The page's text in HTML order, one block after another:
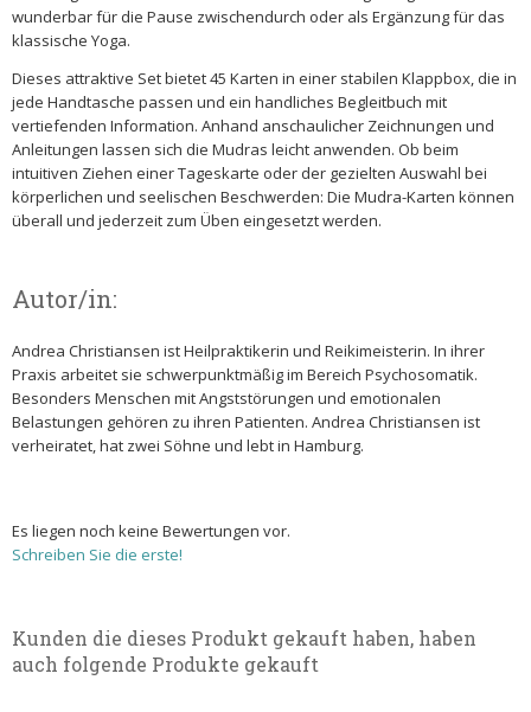
wunderbar für die Pause zwischendurch oder als Ergänzung für das
klassische Yoga.
Dieses attraktive Set bietet 45 Karten in einer stabilen Klappbox, die in
jede Handtasche passen und ein handliches Begleitbuch mit
vertiefenden Information. Anhand anschaulicher Zeichnungen und
Anleitungen lassen sich die Mudras leicht anwenden. Ob beim
intuitiven Ziehen einer Tageskarte oder der gezielten Auswahl bei
körperlichen und seelischen Beschwerden: Die Mudra-Karten können
überall und jederzeit zum Üben eingesetzt werden.
Autor/in:
Andrea Christiansen ist Heilpraktikerin und Reikimeisterin. In ihrer
Praxis arbeitet sie schwerpunktmäßig im Bereich Psychosomatik.
Besonders Menschen mit Angststörungen und emotionalen
Belastungen gehören zu ihren Patienten. Andrea Christiansen ist
verheiratet, hat zwei Söhne und lebt in Hamburg.
Es liegen noch keine Bewertungen vor.
Schreiben Sie die erste!
Kunden die dieses Produkt gekauft haben, haben
auch folgende Produkte gekauft